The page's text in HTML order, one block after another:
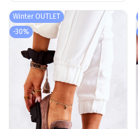
Winter OUTLET
-30%